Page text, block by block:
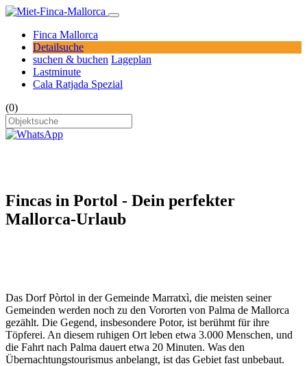
Finca Mallorca
Detailsuche
suchen & buchen Lageplan
Lastminute
Cala Ratjada Spezial
(0)
Fincas in Portol - Dein perfekter
Mallorca-Urlaub
Das Dorf Pòrtol in der Gemeinde Marratxì, die meisten seiner
Gemeinden werden noch zu den Vororten von Palma de Mallorca
gezählt. Die Gegend, insbesondere Potor, ist berühmt für ihre
Töpferei. An diesem ruhigen Ort leben etwa 3.000 Menschen, und
die Fahrt nach Palma dauert etwa 20 Minuten. Was den
Übernachtungstourismus anbelangt, ist das Gebiet fast unbebaut.